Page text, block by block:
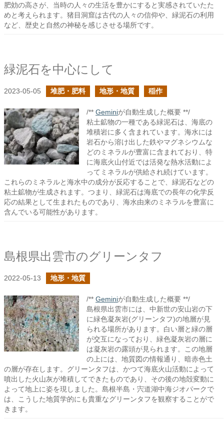
肥効の高さが、当時の人々の生活を豊かにすると実感されていたた
めと考えられます。猪目洞窟は古代の人々の信仰や、緑泥石の利用
など、歴史と自然の神秘を感じさせる場所です。
緑泥石を中心にして
2023-05-05 堆肥・肥料 地形・地質 稲作
/** Geminiが自動生成した概要 **/
粘土鉱物の一種である緑泥石は、海底の
堆積岩に多く含まれています。海水には
岩石から溶け出した鉄やマグネシウムな
どのミネラルが豊富に含まれており、特
に海底火山付近では活発な熱水活動によ
ってミネラルが供給され続けています。
これらのミネラルと海水中の成分が反応することで、緑泥石などの
粘土鉱物が生成されます。つまり、緑泥石は海底での長年の化学反
応の結果として生まれたものであり、海水由来のミネラルを豊富に
含んでいる可能性があります。
島根県出雲市のグリーンタフ
2022-05-13 地形・地質
/** Geminiが自動生成した概要 **/
島根県出雲市には、中新世の安山岩の下
に緑色凝灰岩(グリーンタフ)の地層が見
られる場所があります。白い層と緑の層
が交互になっており、緑色凝灰岩の層に
は凝灰岩の露頭が見られます。この地層
の上には、地質図の情報通り、暗赤色土
の層が存在します。グリーンタフは、かつて海底火山活動によって
噴出した火山灰が堆積してできたものであり、その後の地殻変動に
よって地上に姿を現しました。島根半島・宍道湖中海ジオパークで
は、こうした地質学的にも貴重なグリーンタフを観察することがで
きます。